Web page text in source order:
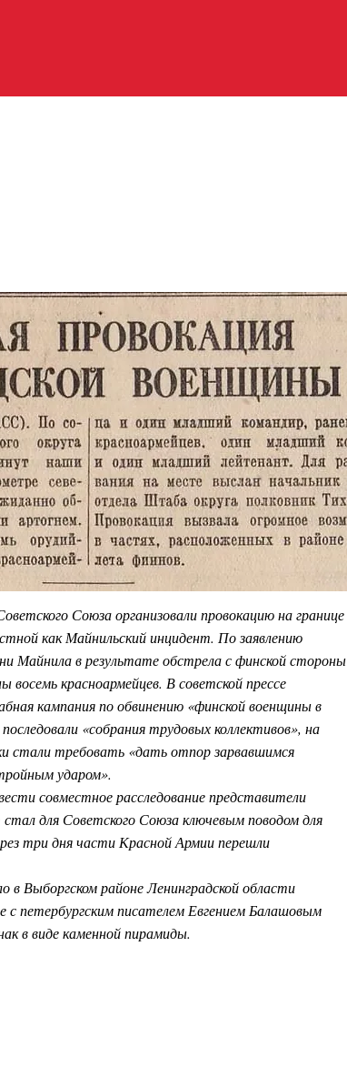
Союза организовали провокацию на границе
как Майнильский инцидент. По заявлению
Майнила в результате обстрела с финской стороны
красноармейцев. В советской прессе
кампания по обвинению «финской военщины в
«собрания трудовых коллективов», на
стали требовать «дать отпор зарвавшимся
ударом».
совместное расследование представители
для Советского Союза ключевым поводом для
три дня части Красной Армии перешли
в Выборгском районе Ленинградской области
с петербургским писателем Евгением Балашовым
в виде каменной пирамиды.